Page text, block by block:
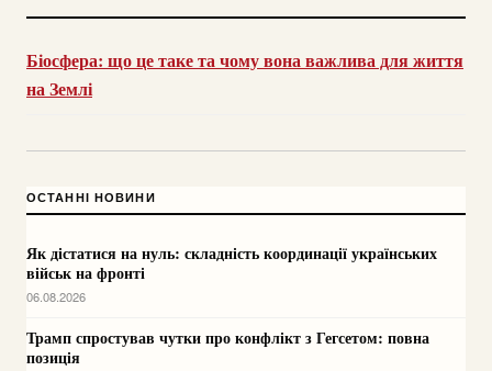
Біосфера: що це таке та чому вона важлива для життя
на Землі
ОСТАННІ НОВИНИ
Як дістатися на нуль: складність координації українських
військ на фронті
06.08.2026
Трамп спростував чутки про конфлікт з Гегсетом: повна
позиція